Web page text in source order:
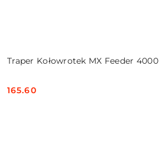
Traper Kołowrotek MX Feeder 4000
Cena:
165.60